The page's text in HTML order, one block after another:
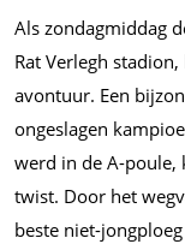
Als zondagmiddag
Rat Verlegh
avontuur. Een
ongeslagen
werd in de A-poule,
twist. Door het
beste niet-